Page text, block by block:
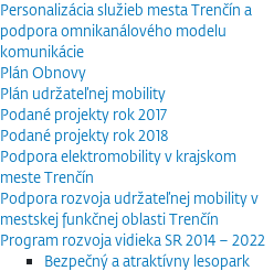
Personalizácia služieb mesta Trenčín a
podpora omnikanálového modelu
komunikácie
Plán Obnovy
Plán udržateľnej mobility
Podané projekty rok 2017
Podané projekty rok 2018
Podpora elektromobility v krajskom
meste Trenčín
Podpora rozvoja udržateľnej mobility v
mestskej funkčnej oblasti Trenčín
Program rozvoja vidieka SR 2014 – 2022
Bezpečný a atraktívny lesopark